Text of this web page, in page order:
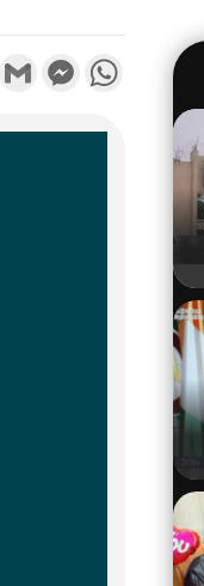
Email Gmail MessengerWhatsApp
Fête nationale,
accorde